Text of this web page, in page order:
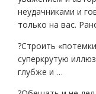
неудачниками и
только на вас.
?Строить
суперкрутую
глубже и …